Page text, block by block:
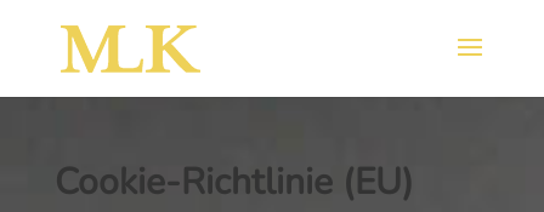
Cookie-Richtlinie (EU)